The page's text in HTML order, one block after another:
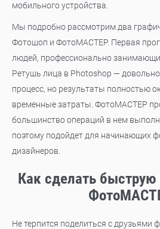
мобильного устройства.
Мы подробно рассмотрим два
Фотошоп и ФотоМАСТЕР. Первая
людей, профессионально
Ретушь лица в Photoshop —
процесс, но результаты полностью
временные затраты. ФотоМАСТЕР
большинство операций в нем
поэтому подойдет для начинающих
дизайнеров.
Как сделать
Не терпится поделиться с друзьями